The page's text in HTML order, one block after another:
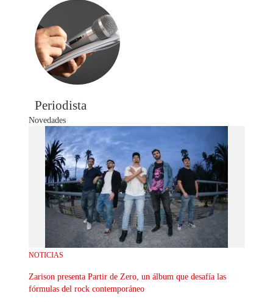
Periodista
Novedades
NOTICIAS
Zarison presenta Partir de Zero, un álbum que desafía las
fórmulas del rock contemporáneo